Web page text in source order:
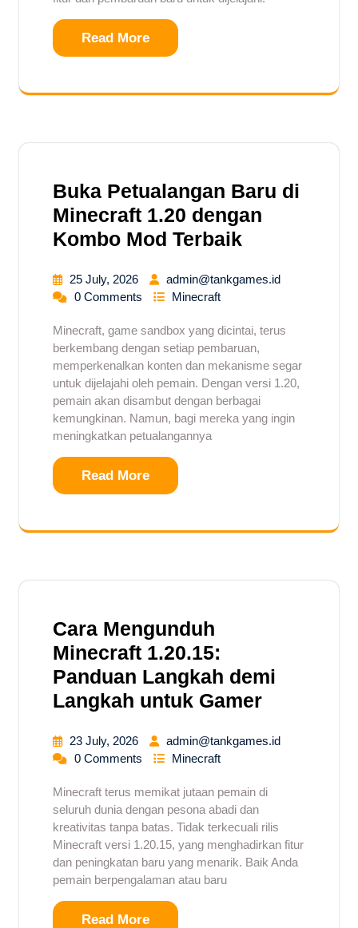
Read More
Buka Petualangan Baru di
Minecraft 1.20 dengan
Kombo Mod Terbaik
25 July, 2026
admin@tankgames.id
0 Comments
Minecraft
Minecraft, game sandbox yang dicintai, terus
berkembang dengan setiap pembaruan,
memperkenalkan konten dan mekanisme segar
untuk dijelajahi oleh pemain. Dengan versi 1.20,
pemain akan disambut dengan berbagai
kemungkinan. Namun, bagi mereka yang ingin
meningkatkan petualangannya
Read More
Cara Mengunduh
Minecraft 1.20.15:
Panduan Langkah demi
Langkah untuk Gamer
23 July, 2026
admin@tankgames.id
0 Comments
Minecraft
Minecraft terus memikat jutaan pemain di
seluruh dunia dengan pesona abadi dan
kreativitas tanpa batas. Tidak terkecuali rilis
Minecraft versi 1.20.15, yang menghadirkan fitur
dan peningkatan baru yang menarik. Baik Anda
pemain berpengalaman atau baru
Read More